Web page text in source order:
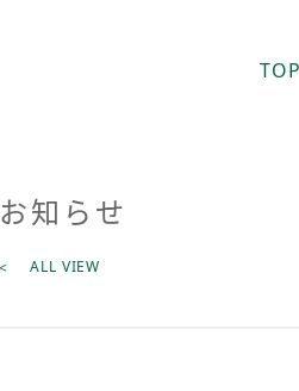
TOP
お知らせ
ALL VIEW